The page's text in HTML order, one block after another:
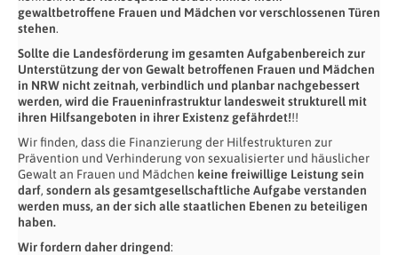
gewaltbetroffene Frauen und Mädchen vor verschlossenen Türen
stehen.
Sollte die Landesförderung im gesamten Aufgabenbereich zur
Unterstützung der von Gewalt betroffenen Frauen und Mädchen
in NRW nicht zeitnah, verbindlich und planbar nachgebessert
werden, wird die Fraueninfrastruktur landesweit strukturell mit
ihren Hilfsangeboten in ihrer Existenz gefährdet!!!
Wir finden, dass die Finanzierung der Hilfestrukturen zur
Prävention und Verhinderung von sexualisierter und häuslicher
Gewalt an Frauen und Mädchen keine freiwillige Leistung sein
darf, sondern als gesamtgesellschaftliche Aufgabe verstanden
werden muss, an der sich alle staatlichen Ebenen zu beteiligen
haben.
Wir fordern daher dringend: